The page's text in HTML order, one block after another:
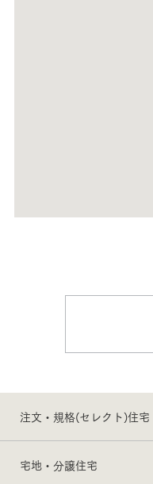
注文・規格(セレクト)住宅
宅地・分譲住宅